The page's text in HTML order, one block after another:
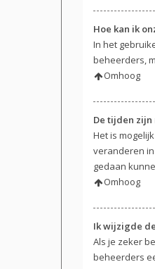
Hoe kan ik
In het
beheerders,
Omhoog
De tijden
Het is
veranderen
gedaan
Omhoog
Ik wijzigde
Als je zeker
beheerders